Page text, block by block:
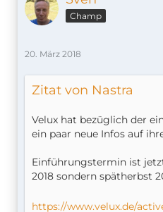
Champ
20. März 2018
Zitat von Nastra
Velux hat bezüglich der
ein paar neue Infos auf
Einführungstermin ist
2018 sondern spätherbst
https://www.velux.de/